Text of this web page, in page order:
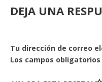
DEJA UNA
Tu dirección de correo
Los campos